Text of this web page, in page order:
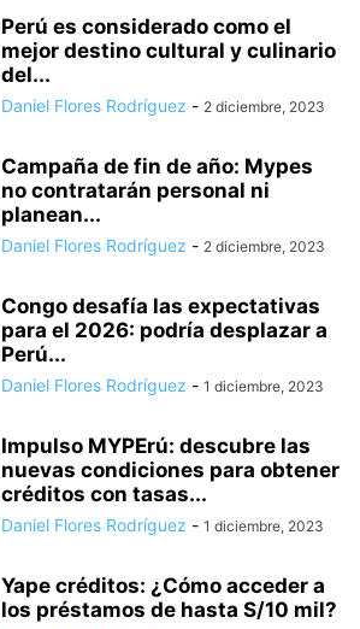
Perú es considerado como el
mejor destino cultural y culinario
del...
Daniel Flores Rodríguez - 2 diciembre, 2023
Campaña de fin de año: Mypes
no contratarán personal ni
planean...
Daniel Flores Rodríguez - 2 diciembre, 2023
Congo desafía las expectativas
para el 2026: podría desplazar a
Perú...
Daniel Flores Rodríguez - 1 diciembre, 2023
Impulso MYPErú: descubre las
nuevas condiciones para obtener
créditos con tasas...
Daniel Flores Rodríguez - 1 diciembre, 2023
Yape créditos: ¿Cómo acceder a
los préstamos de hasta S/10 mil?